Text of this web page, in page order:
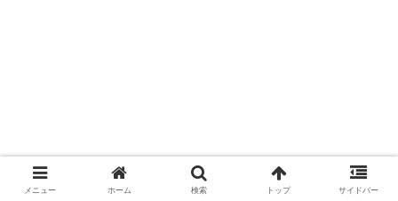
メニュー ホーム 検索 トップ サイドバー